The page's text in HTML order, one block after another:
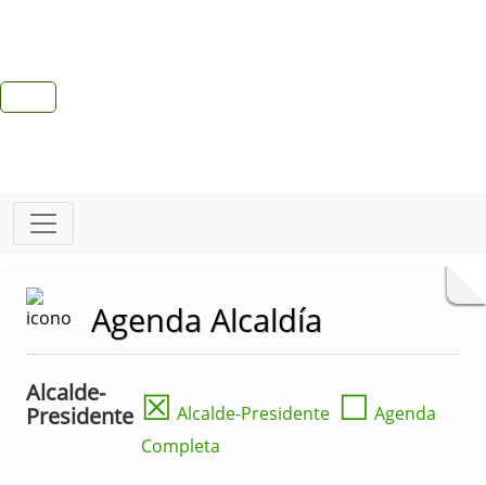
Agenda Alcaldía
Alcalde-
Presidente ☒ Alcalde-Presidente ☐ Agenda
Completa